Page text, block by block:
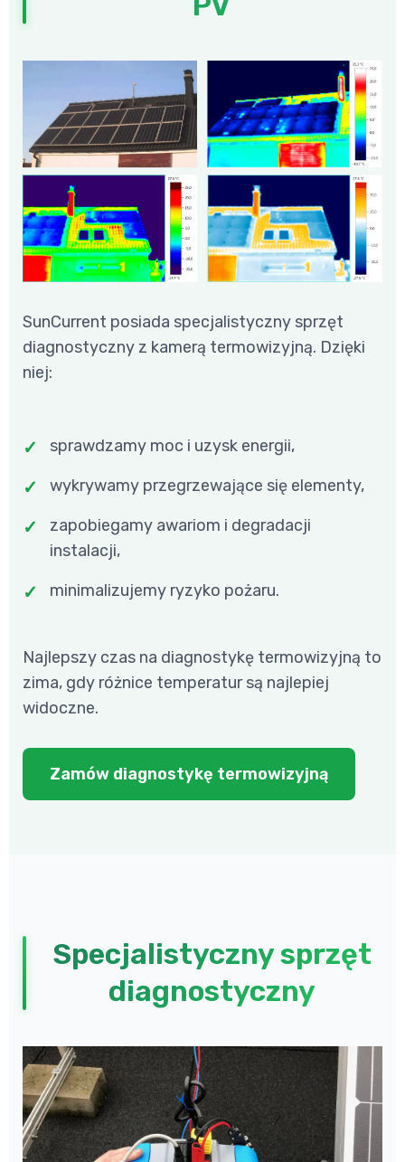
SunCurrent posiada specjalistyczny sprzęt
diagnostyczny z kamerą termowizyjną. Dzięki
niej:
sprawdzamy moc i uzysk energii,
wykrywamy przegrzewające się elementy,
zapobiegamy awariom i degradacji
instalacji,
minimalizujemy ryzyko pożaru.
Najlepszy czas na diagnostykę termowizyjną to
zima, gdy różnice temperatur są najlepiej
widoczne.
Zamów diagnostykę termowizyjną
Specjalistyczny sprzęt
diagnostyczny